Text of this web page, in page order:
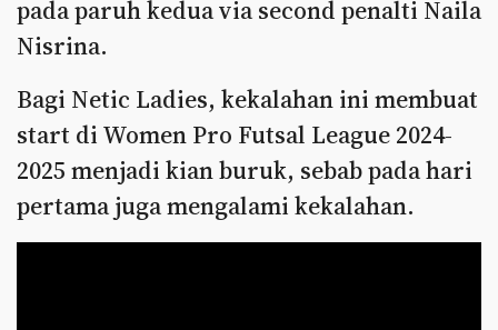
pada paruh kedua via second penalti Naila
Nisrina.
Bagi Netic Ladies, kekalahan ini membuat
start di Women Pro Futsal League 2024-
2025 menjadi kian buruk, sebab pada hari
pertama juga mengalami kekalahan.